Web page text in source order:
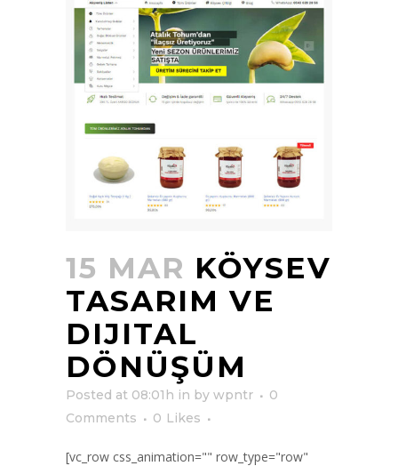
15 MAR KÖYSEV
TASARIM VE
DIJITAL
DÖNÜŞÜM
Posted at 08:01h in by wpntr
0
Comments
0 Likes
[vc_row css_animation="" row_type="row"